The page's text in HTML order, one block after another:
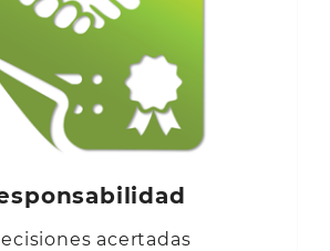
acertadas